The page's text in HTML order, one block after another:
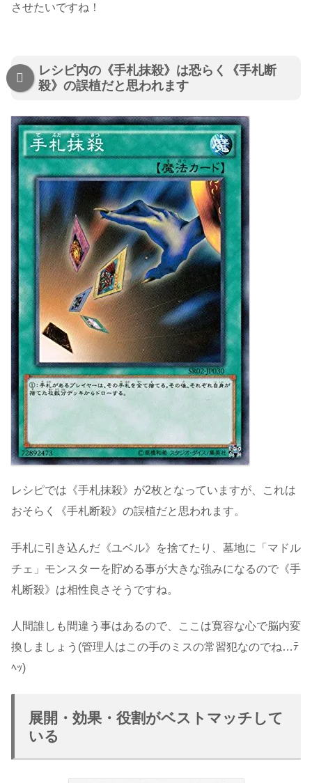
させたいですね！
レシピ内の《手札抹殺》は恐らく《手札断
殺》の誤植だと思われます
レシピでは《手札抹殺》が2枚となっていますが、これは
おそらく《手札断殺》の誤植だと思われます。
手札に引き込んだ《ユベル》を捨てたり、墓地に「マドル
チェ」モンスターを貯める事が大きな強みになるので《手
札断殺》は相性良さそうですね。
人間誰しも間違う事はあるので、ここは寛容な心で脳内変
換しましょう(管理人はこの手のミスの常習犯なのでね…ﾃ
ﾍｯ)
展開・効果・役割がベストマッチして
いる